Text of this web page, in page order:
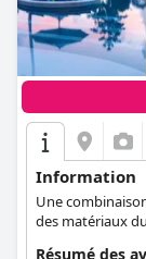
Information
Une
des matériaux
Résumé des